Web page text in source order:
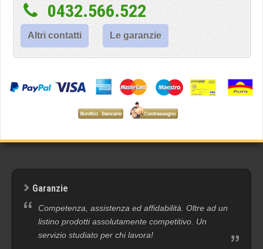
0432.566.522
Altri contatti Le garanzie
Garanzie
Competenza, assistenza ed affidabilità. Oltre ad un
listino prodotti assolutamente competitivo. Un
servizio studiato per chi lavora!